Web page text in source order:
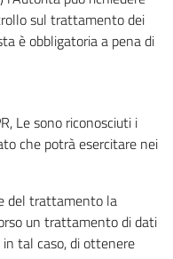
sul trattamento dei
è obbligatoria a pena di
Le sono riconosciuti i
che potrà esercitare nei
del trattamento la
un trattamento di dati
in tal caso, di ottenere